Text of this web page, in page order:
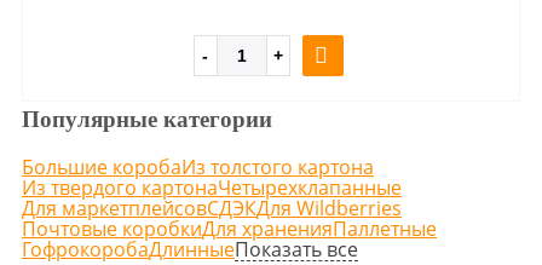
Популярные категории
Большие коробаИз толстого картона
Из твердого картонаЧетырехклапанные
Для маркетплейсовСДЭКДля Wildberries
Почтовые коробкиДля храненияПаллетные
ГофрокоробаДлинныеПоказать все